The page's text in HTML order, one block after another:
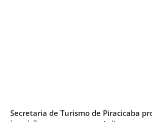
Secretaria de Turismo de Piracicaba